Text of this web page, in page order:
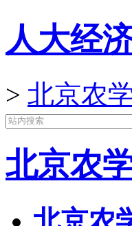
人大经
> 北京农
北京农